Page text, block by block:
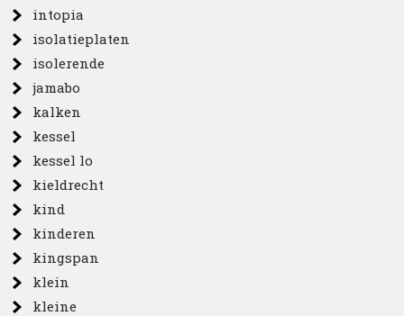
intopia
isolatieplaten
isolerende
jamabo
kalken
kessel
kessel lo
kieldrecht
kind
kinderen
kingspan
klein
kleine